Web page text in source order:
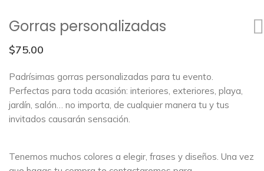
Gorras personalizadas
$75.00
Padrísimas gorras personalizadas para tu evento.
Perfectas para toda acasión: interiores, exteriores, playa,
jardín, salón… no importa, de cualquier manera tu y tus
invitados causarán sensación.
Tenemos muchos colores a elegir, frases y diseños. Una vez